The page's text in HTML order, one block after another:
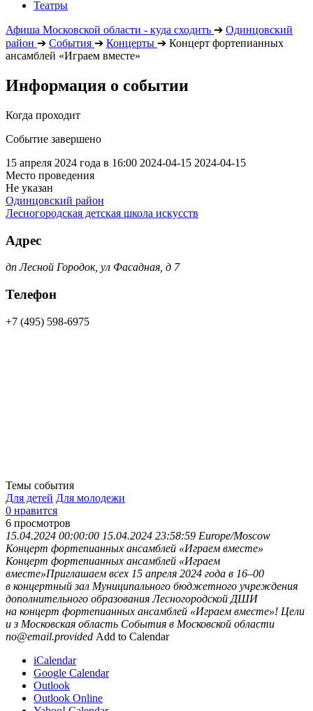
Театры
Афиша Московской области - куда сходить ➔ Одинцовский
район ➔ События ➔ Концерты ➔ Концерт фортепианных
ансамблей «Играем вместе»
Информация о событии
Когда проходит
Событие завершено
15 апреля 2024 года в 16:00 2024-04-15 2024-04-15
Место проведения
Не указан
Одинцовский район
Лесногородская детская школа искусств
Адрес
дп Лесной Городок, ул Фасадная, д 7
Телефон
+7 (495) 598-6975
Темы события
Для детей Для молодежи
0 нравится
6 просмотров
15.04.2024 00:00:00 15.04.2024 23:58:59 Europe/Moscow
Концерт фортепианных ансамблей «Играем вместе»
Концерт фортепианных ансамблей «Играем
вместе»Приглашаем всех 15 апреля 2024 года в 16–00
в концертный зал Муниципального бюджетного учреждения
дополнительного образования Лесногородской ДШИ
на концерт фортепианных ансамблей «Играем вместе»! Цели
и з Московская область События в Московской области
no@email.provided Add to Calendar
iCalendar
Google Calendar
Outlook
Outlook Online